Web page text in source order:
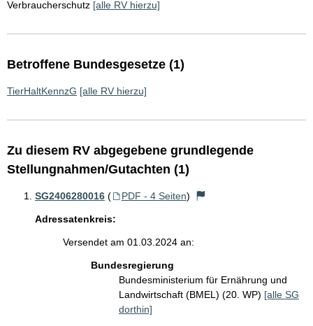
Verbraucherschutz [alle RV hierzu]
Betroffene Bundesgesetze (1)
TierHaltKennzG [alle RV hierzu]
Zu diesem RV abgegebene grundlegende
Stellungnahmen/Gutachten (1)
SG2406280016 ( PDF - 4 Seiten)
Adressatenkreis:
Versendet am 01.03.2024 an:
Bundesregierung
Bundesministerium für Ernährung und
Landwirtschaft (BMEL) (20. WP) [alle SG
dorthin]